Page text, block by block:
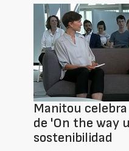
Manitou
de 'On the way
sostenibilidad